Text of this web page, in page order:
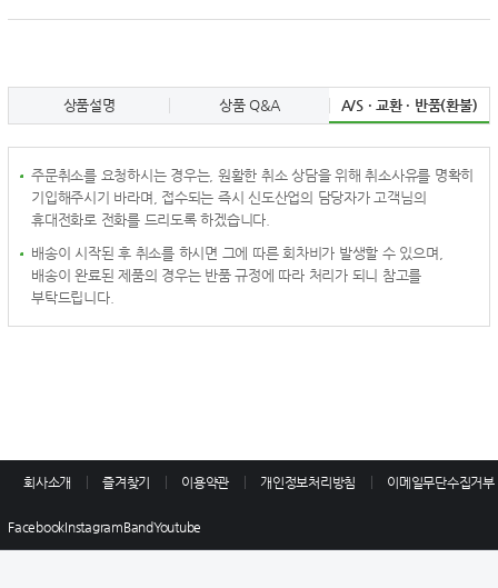
상품설명 상품 Q&A A/S · 교환 · 반품(환불)
주문취소를 요청하시는 경우는, 원활한 취소 상담을 위해 취소사유를 명확히
기입해주시기 바라며, 접수되는 즉시 신도산업의 담당자가 고객님의
휴대전화로 전화를 드리도록 하겠습니다.
배송이 시작된 후 취소를 하시면 그에 따른 회차비가 발생할 수 있으며,
배송이 완료된 제품의 경우는 반품 규정에 따라 처리가 되니 참고를
부탁드립니다.
회사소개 즐겨찾기 이용약관 개인정보처리방침 이메일무단수집거부
FacebookInstagramBandYoutube